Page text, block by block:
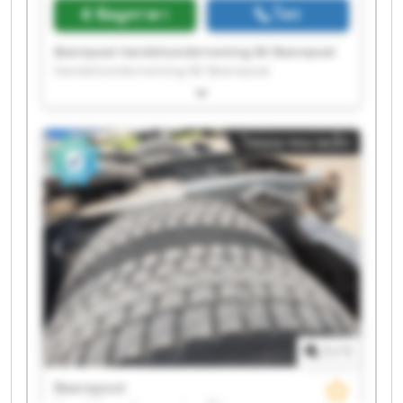
ข้อมูลราคา โทร
Beerepoot Handelsonderneming BV Beerepoot
Handelsonderneming BV Beerepoot
Handelsonderneming BV Beerepoot
Handelsonderneming BV Beerepoot
Handelsonderneming BV Beerepoot
Handelsonderneming BV Beerepoot
Handelsonderneming BV Beerepoot
Handelsonderneming BV Beerepoot
Handelsonderneming BV Beerepoot
Handelsonderneming BV Beerepoot
Handelsonderneming BV Beerepoot
Handelsonderneming BV Beerepoot
Handelsonderneming BV Beerepoot
Handelsonderneming BV Beerepoot
Handelsonderneming BV Beerepoot
Handelsonderneming BV Beerepoot
Handelsonderneming BV Beerepoot
โฆษณาขนาดเล็ก
Beerepoot